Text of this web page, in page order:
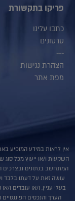
פריקו בתקשורת
כתבו עלינו
סרטונים
---
הצהרת נגישות
מפת אתר
אין לראות במידע המופיע
השקעות ו/או ייעוץ מכל סוג
המתחשב בנתונים ובצרכים
עושה זאת על דעתו בלבד
בעלי עניין, ו/או עובדים ו/
הערך והנכסים